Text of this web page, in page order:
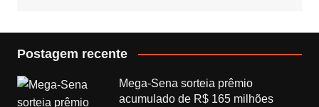
Postagem recente
Mega-Sena sorteia prêmio
acumulado de R$ 165 milhões